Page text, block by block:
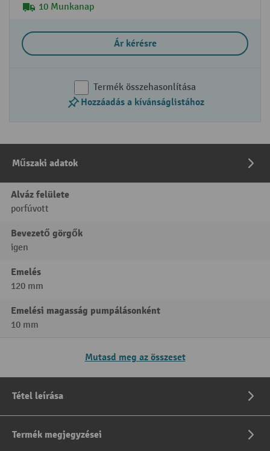
10 Munkanap
Ár kérésre
Termék összehasonlítása
Hozzáadás a kívánságlistához
Műszaki adatok
Alváz felülete
porfúvott
Bevezető görgők
igen
Emelés
120 mm
Emelési magasság pumpálásonként
10 mm
Mutasd meg az összeset
Tétel leírása
Termék megjegyzései